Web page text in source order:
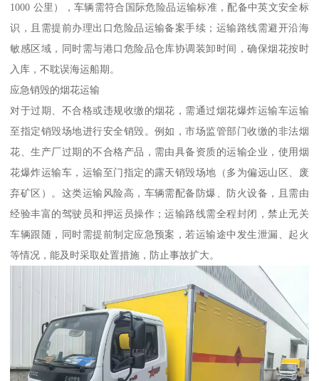
1000 公里），车辆需符合国际危险品运输标准，配备中英文安全标
识，且需提前办理出口危险品运输备案手续；运输路线需避开沿海
敏感区域，同时需与港口危险品仓库协调装卸时间，确保烟花按时
入库，不耽误海运船期。​
应急销毁的烟花运输​
对于过期、不合格或违规收缴的烟花，需通过烟花爆炸运输车运输
至指定销毁场地进行安全销毁。例如，市场监管部门收缴的非法烟
花、生产厂过期的不合格产品，需由具备资质的运输企业，使用烟
花爆炸运输车，运输至门指定的露天销毁场地（多为偏远山区、废
弃矿区）。这类运输风险高，车辆需配备防爆、防火设备，且需由
经验丰富的驾驶员和押运员操作；运输路线需全程封闭，禁止无关
车辆跟随，同时需提前制定应急预案，若运输途中发生泄漏、起火
等情况，能及时采取处置措施，防止事故扩大。